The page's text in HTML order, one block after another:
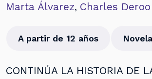
Marta Álvarez, Charles Deroo
A partir de 12 años Novela
CONTINÚA LA HISTORIA DE